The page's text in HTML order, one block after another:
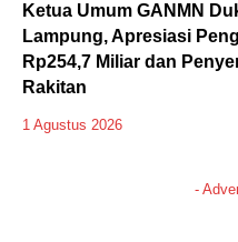
Ketua Umum GANMN
Lampung, Apresiasi
Rp254,7 Miliar dan
Rakitan
1 Agustus 2026
-